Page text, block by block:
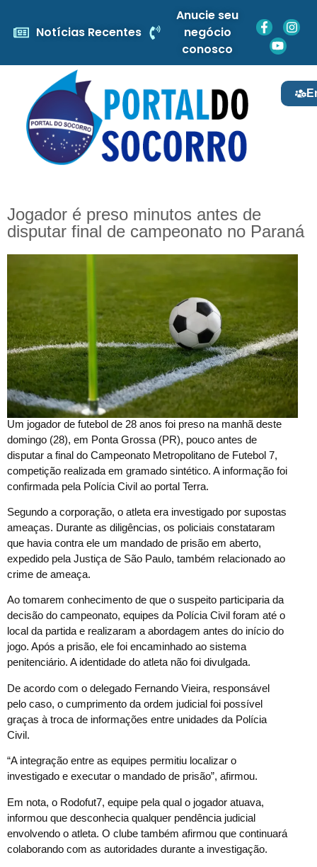
Notícias Recentes
Anucie seu
negócio
conosco
Jogador é preso minutos antes de
disputar final de campeonato no Paraná
Um jogador de futebol de 28 anos foi preso na manhã deste
domingo (28), em Ponta Grossa (PR), pouco antes de
disputar a final do Campeonato Metropolitano de Futebol 7,
competição realizada em gramado sintético. A informação foi
confirmada pela Polícia Civil ao portal Terra.
Segundo a corporação, o atleta era investigado por supostas
ameaças. Durante as diligências, os policiais constataram
que havia contra ele um mandado de prisão em aberto,
expedido pela Justiça de São Paulo, também relacionado ao
crime de ameaça.
Ao tomarem conhecimento de que o suspeito participaria da
decisão do campeonato, equipes da Polícia Civil foram até o
local da partida e realizaram a abordagem antes do início do
jogo. Após a prisão, ele foi encaminhado ao sistema
penitenciário. A identidade do atleta não foi divulgada.
De acordo com o delegado Fernando Vieira, responsável
pelo caso, o cumprimento da ordem judicial foi possível
graças à troca de informações entre unidades da Polícia
Civil.
“A integração entre as equipes permitiu localizar o
investigado e executar o mandado de prisão”, afirmou.
Em nota, o Rodofut7, equipe pela qual o jogador atuava,
informou que desconhecia qualquer pendência judicial
envolvendo o atleta. O clube também afirmou que continuará
colaborando com as autoridades durante a investigação.